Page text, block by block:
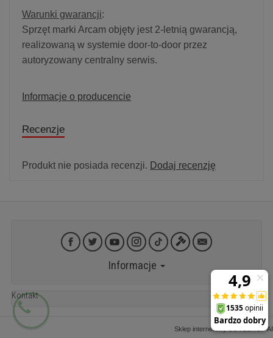
Warunki gwarancji:
Sprzęt marki Arcam objęty jest 2-letnią gwarancją,
realizowaną w systemie door-to-door przez
autoryzowany centralny serwis.
Informacje o producencie
Recenzje
Produkt nie posiada recenzji. Dodaj recenzję
Informacje
Kontakt
Sklep internetowy SOTESHOP AI